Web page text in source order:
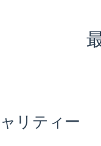
リティー